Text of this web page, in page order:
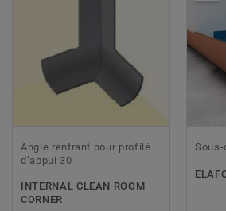
Angle rentrant pour profilé
d’appui 30
INTERNAL CLEAN ROOM
CORNER